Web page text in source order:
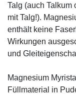
Talg (auch Talkum
mit Talg!).
enthält keine
Wirkungen
und
Magnesium
Füllmaterial in